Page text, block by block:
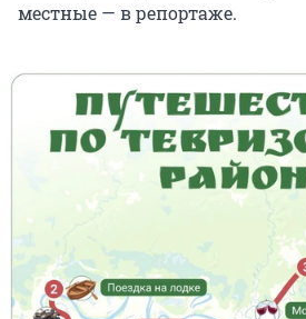
местные — в репортаже.